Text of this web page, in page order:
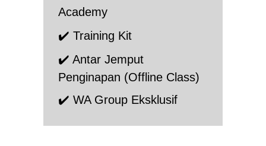
Academy
✔️ Training Kit
✔️ Antar Jemput
Penginapan (Offline Class)
✔️ WA Group Eksklusif